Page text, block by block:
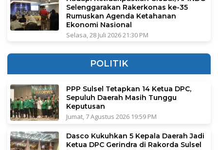
Selenggarakan Rakerkonas ke-35
Rumuskan Agenda Ketahanan
Ekonomi Nasional
Selasa, 28 Juli 2026 21:30 PM
POLITIK
PPP Sulsel Tetapkan 14 Ketua DPC,
Sepuluh Daerah Masih Tunggu
Keputusan
Jumat, 7 Agustus 2026 19:59 PM
Dasco Kukuhkan 5 Kepala Daerah Jadi
Ketua DPC Gerindra di Rakorda Sulsel